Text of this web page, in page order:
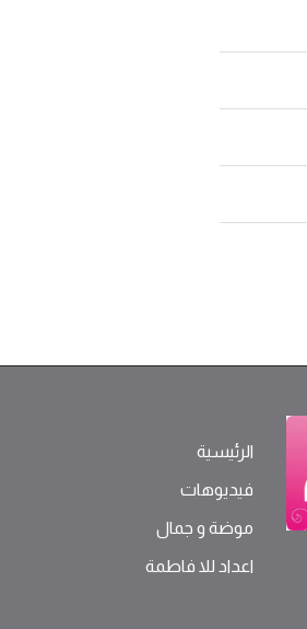
الرئيسية
فيديوهات
موضة ‫و‬ ‫‬‫جمال‬
اعداد للا فاطمة